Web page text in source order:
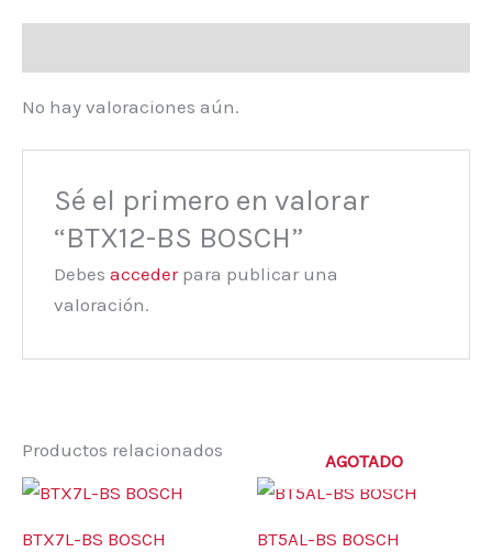
No hay valoraciones aún.
Sé el primero en valorar
“BTX12-BS BOSCH”
Debesaccederpara publicar una
valoración.
Productos relacionados
BTX7L-BS BOSCH
AGOTADO
BT5AL-BS BOSCH